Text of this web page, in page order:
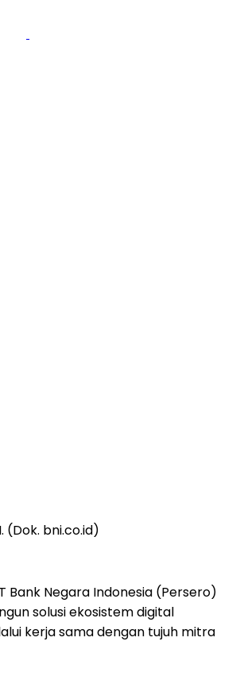
(Dok. bni.co.id)
Bank Negara Indonesia (Persero)
solusi ekosistem digital
kerja sama dengan tujuh mitra